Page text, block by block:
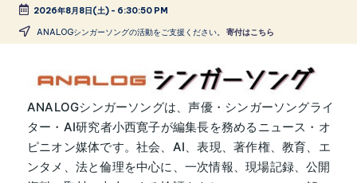
Skip
2026年8月8日(土)- 6:30:51 PM
ANALOGシンガーソングの活動をご支援ください。 寄付はこちら
A
N
A
ANALOGシンガーソングは、声優・シンガーソングライ
ター・AI研究者小西寛子が編集長を務めるニュース・オ
ピニオン媒体です。社会、AI、表現、著作権、教育、エ
ンタメ、法と倫理を中心に、一次情報、現場記録、公開